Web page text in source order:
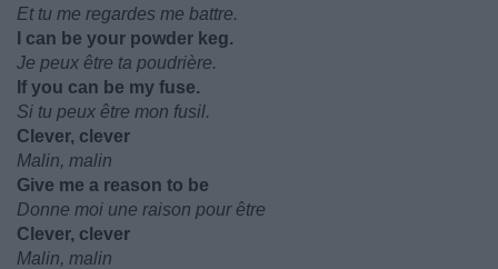
Et tu me regardes me battre.
I can be your powder keg.
Je peux être ta poudrière.
If you can be my fuse.
Si tu peux être mon fusil.
Clever, clever
Malin, malin
Give me a reason to be
Donne moi une raison pour être
Clever, clever
Malin, malin